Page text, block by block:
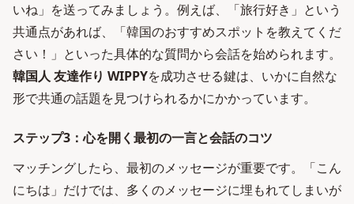
いね」を送ってみましょう。例えば、「旅行好き」という
共通点があれば、「韓国のおすすめスポットを教えてくだ
さい！」といった具体的な質問から会話を始められます。
韓国人 友達作り WIPPYを成功させる鍵は、いかに自然な
形で共通の話題を見つけられるかにかかっています。
ステップ3：心を開く最初の一言と会話のコツ
マッチングしたら、最初のメッセージが重要です。「こん
にちは」だけでは、多くのメッセージに埋もれてしまいが